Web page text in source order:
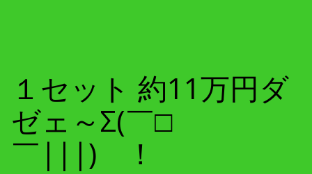
１セット 約11万円ダ
ゼェ～Σ(￣□
￣|||) ！